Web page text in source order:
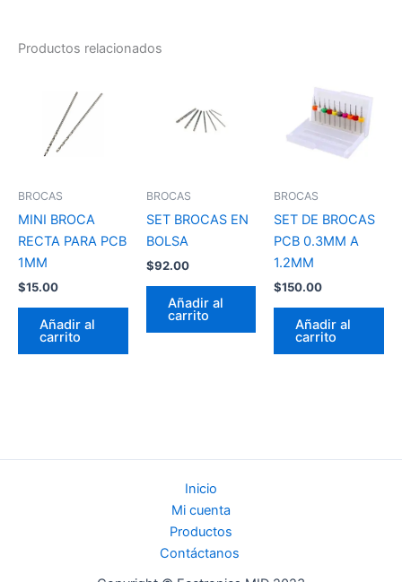
Productos relacionados
BROCAS
MINI BROCA
RECTA PARA PCB
1MM
$15.00
Añadir al
carrito
BROCAS
SET BROCAS EN
BOLSA
$92.00
Añadir al
carrito
BROCAS
SET DE BROCAS
PCB 0.3MM A
1.2MM
$150.00
Añadir al
carrito
Inicio
Mi cuenta
Productos
Contáctanos